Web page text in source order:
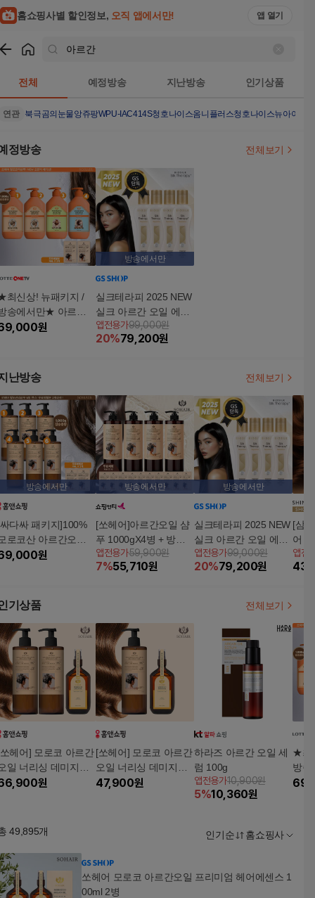
홈쇼핑사별 할인정보, 오직 앱에서만! 앱 열기
전체 예정방송 지난방송 인기상품
연관 북극곰의눈물앙쥬팡WPU-IAC414S청호나이스옴니플러스청호나이스뉴아이스
정방송 전체보기
최신상! 뉴패키지 /
송에서만★ 아르간
피모발 샴푸 1000ml
원
방송에서만
실크테라피 2025 NEW
실크 아르간 오일 에센
스 기본세트
앱전용가99,000원
20%79,200원
난방송 전체보기
방송에서만
다싸 패키지]100%
로코산 아르간오일
유 대용량 탈모 기능
원
방송에서만
[쏘헤어]아르간오일 샴
푸 1000gX4병 + 방송
에서만 무료체험 7ml X
10개
앱전용가59,900원
7%55,710원
방송에서만
실크테라피 2025 NEW
실크 아르간 오일 에센
스 기본세트
앱전용가99,000원
20%79,200원
[삼
어
싱
00g
앱전
기상품 전체보기
헤어] 모로코 아르간
일 너리싱 데미지케
샴푸+아르간오일 헤
원
[쏘헤어] 모로코 아르간
오일 너리싱 데미지케
어 샴푸+아르간오일 헤
47,900원
하라즈 아르간 오일 세
럼 100g
앱전용가10,900원
5%10,360원
★최
방
두피
49,895개 인기순 홈쇼핑사
쏘헤어 모로코 아르간오일 프리미엄 헤어에센스 1
00ml 2병